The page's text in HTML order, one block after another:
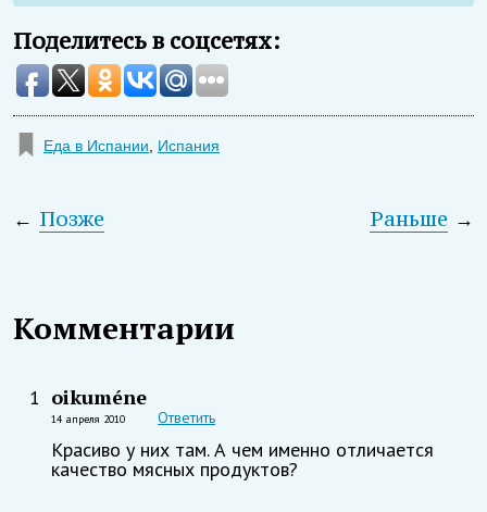
Поделитесь в соцсетях:
Еда в Испании, Испания
← Позже →
Раньше
Комментарии
1 oikuméne
14 апреля 2010 Ответить
Красиво у них там. А чем именно отличается
качество мясных продуктов?